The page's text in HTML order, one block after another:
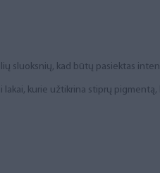
sluoksnių, kad būtų pasiektas
lakai, kurie užtikrina stiprų